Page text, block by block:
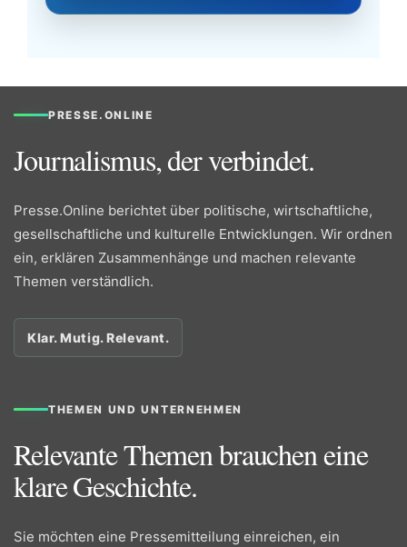
PRESSE.ONLINE
Journalismus, der verbindet.
Presse.Online berichtet über politische, wirtschaftliche,
gesellschaftliche und kulturelle Entwicklungen. Wir ordnen
ein, erklären Zusammenhänge und machen relevante
Themen verständlich.
Klar. Mutig. Relevant.
THEMEN UND UNTERNEHMEN
Relevante Themen brauchen eine
klare Geschichte.
Sie möchten eine Pressemitteilung einreichen, ein